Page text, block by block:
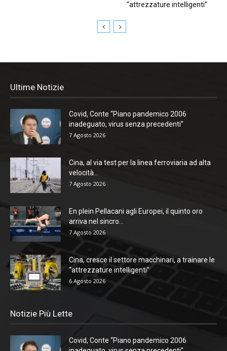
“attrezzature intelligenti”
Ultime Notizie
Covid, Conte “Piano pandemico 2006
inadeguato, virus senza precedenti”
7 Agosto 2026
Cina, al via test per la linea ferroviaria ad alta
velocità...
7 Agosto 2026
En plein Pellacani agli Europei, il quinto oro
arriva nel sincro...
7 Agosto 2026
Cina, cresce il settore macchinari, a trainare le
“attrezzature intelligenti”
6 Agosto 2026
Notizie Più Lette
Covid, Conte “Piano pandemico 2006